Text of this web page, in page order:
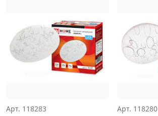
Арт. 118283 Арт. 118280